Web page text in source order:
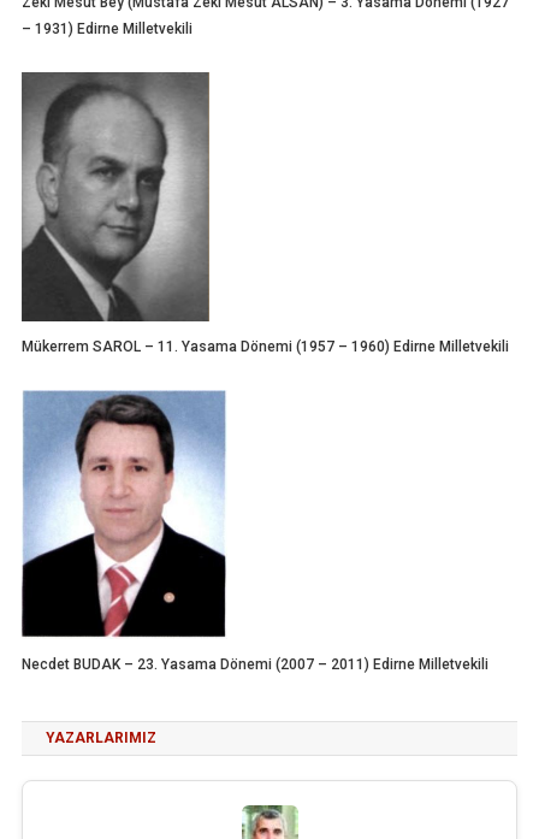
– 1931) Edirne Milletvekili
Mükerrem SAROL – 11. Yasama Dönemi (1957 – 1960) Edirne Milletvekili
Necdet BUDAK – 23. Yasama Dönemi (2007 – 2011) Edirne Milletvekili
YAZARLARIMIZ